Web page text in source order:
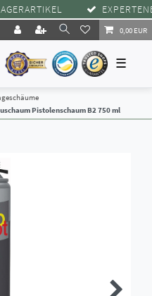
0,00 EUR
☰
Pistolenschaum B2 750 ml